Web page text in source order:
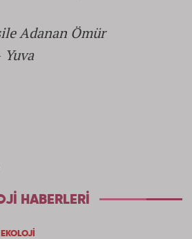
Adanan Ömür
Yuva
HABERLERI
EKOLOJI